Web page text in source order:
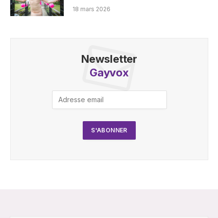
18 mars 2026
Newsletter
Gayvox